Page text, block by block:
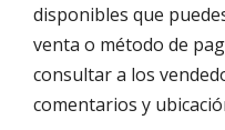
disponibles que
venta o método de
consultar a los
comentarios y